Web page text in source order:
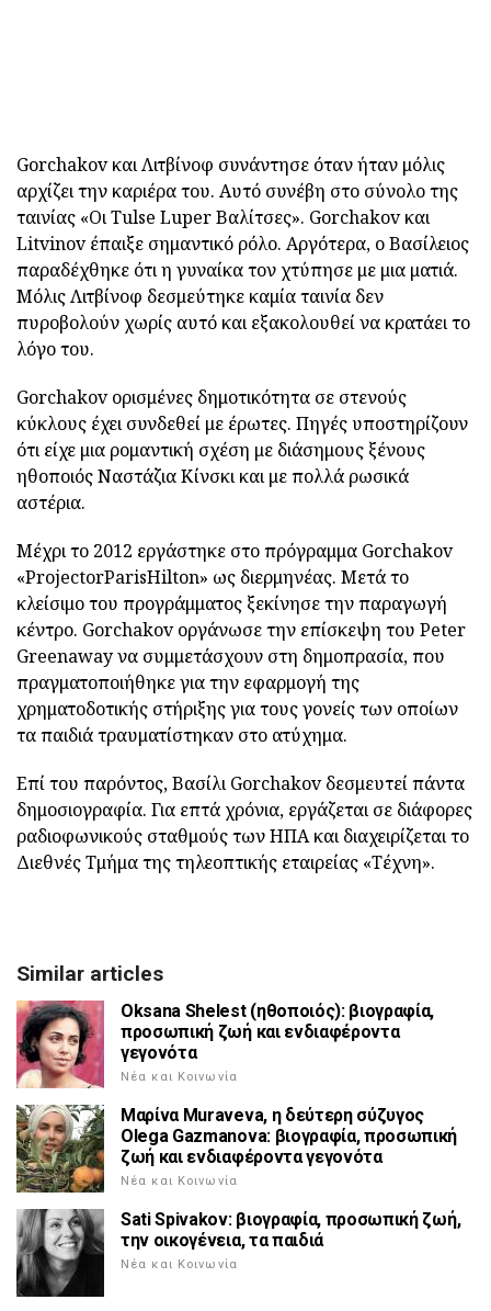
Gorchakov και Λιτβίνοφ συνάντησε όταν ήταν μόλις
αρχίζει την καριέρα του. Αυτό συνέβη στο σύνολο της
ταινίας «Οι Tulse Luper Βαλίτσες». Gorchakov και
Litvinov έπαιξε σημαντικό ρόλο. Αργότερα, ο Βασίλειος
παραδέχθηκε ότι η γυναίκα τον χτύπησε με μια ματιά.
Μόλις Λιτβίνοφ δεσμεύτηκε καμία ταινία δεν
πυροβολούν χωρίς αυτό και εξακολουθεί να κρατάει το
λόγο του.
Gorchakov ορισμένες δημοτικότητα σε στενούς
κύκλους έχει συνδεθεί με έρωτες. Πηγές υποστηρίζουν
ότι είχε μια ρομαντική σχέση με διάσημους ξένους
ηθοποιός Ναστάζια Κίνσκι και με πολλά ρωσικά
αστέρια.
Μέχρι το 2012 εργάστηκε στο πρόγραμμα Gorchakov
«ProjectorParisHilton» ως διερμηνέας. Μετά το
κλείσιμο του προγράμματος ξεκίνησε την παραγωγή
κέντρο. Gorchakov οργάνωσε την επίσκεψη του Peter
Greenaway να συμμετάσχουν στη δημοπρασία, που
πραγματοποιήθηκε για την εφαρμογή της
χρηματοδοτικής στήριξης για τους γονείς των οποίων
τα παιδιά τραυματίστηκαν στο ατύχημα.
Επί του παρόντος, Βασίλι Gorchakov δεσμευτεί πάντα
δημοσιογραφία. Για επτά χρόνια, εργάζεται σε διάφορες
ραδιοφωνικούς σταθμούς των ΗΠΑ και διαχειρίζεται το
Διεθνές Τμήμα της τηλεοπτικής εταιρείας «Τέχνη».
Similar articles
Oksana Shelest (ηθοποιός): βιογραφία,
προσωπική ζωή και ενδιαφέροντα
γεγονότα
Νέα και Κοινωνία
Μαρίνα Muraveva, η δεύτερη σύζυγος
Olega Gazmanova: βιογραφία, προσωπική
ζωή και ενδιαφέροντα γεγονότα
Νέα και Κοινωνία
Sati Spivakov: βιογραφία, προσωπική ζωή,
την οικογένεια, τα παιδιά
Νέα και Κοινωνία